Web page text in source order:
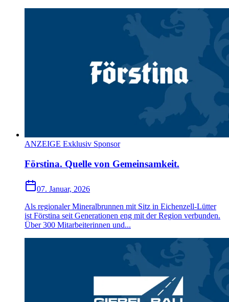
ANZEIGE Exklusiv Sponsor
Förstina. Quelle von Gemeinsamkeit.
07. Januar, 2026
Als regionaler Mineralbrunnen mit Sitz in Eichenzell-Lütter
ist Förstina seit Generationen eng mit der Region verbunden.
Über 300 Mitarbeiterinnen und...